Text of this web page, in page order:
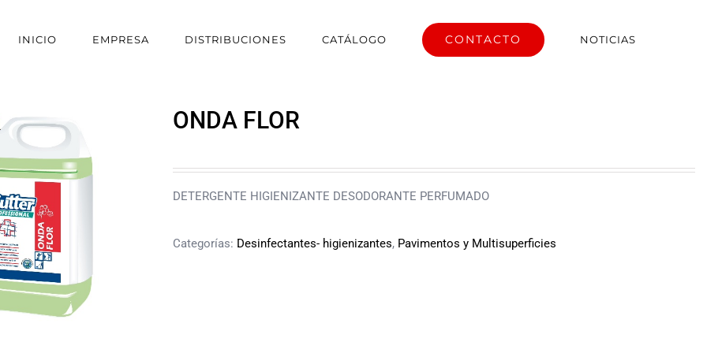
INICIO EMPRESA DISTRIBUCIONES CATÁLOGO CONTACTO NOTICIAS
ONDA FLOR
DETERGENTE HIGIENIZANTE DESODORANTE PERFUMADO
Categorías: Desinfectantes- higienizantes, Pavimentos y Multisuperficies